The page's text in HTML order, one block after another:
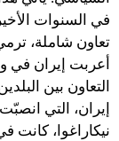
في السنوات الأخيرة.
تعاون شاملة، ترمي
أعربت إيران في
التعاون بين
إيران، التي
نيكاراغوا، كانت